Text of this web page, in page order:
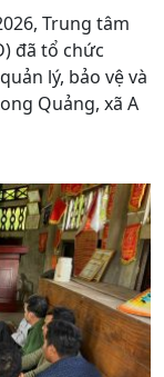
Trung tâm
đã tổ chức
lý, bảo vệ và
Quảng, xã A